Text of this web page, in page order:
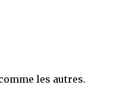
les autres.